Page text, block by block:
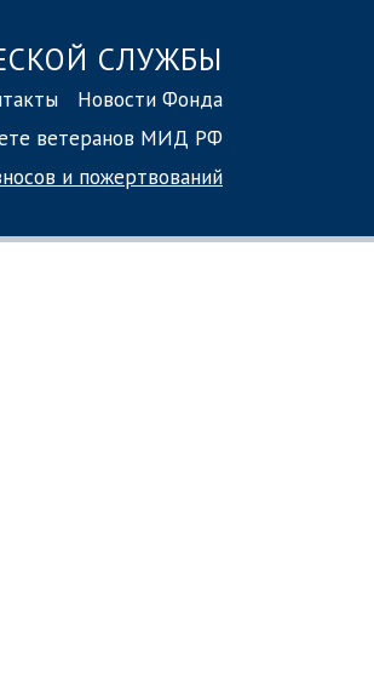
СЛУЖБЫ
Новости Фонда
ветеранов МИД РФ
и пожертвований